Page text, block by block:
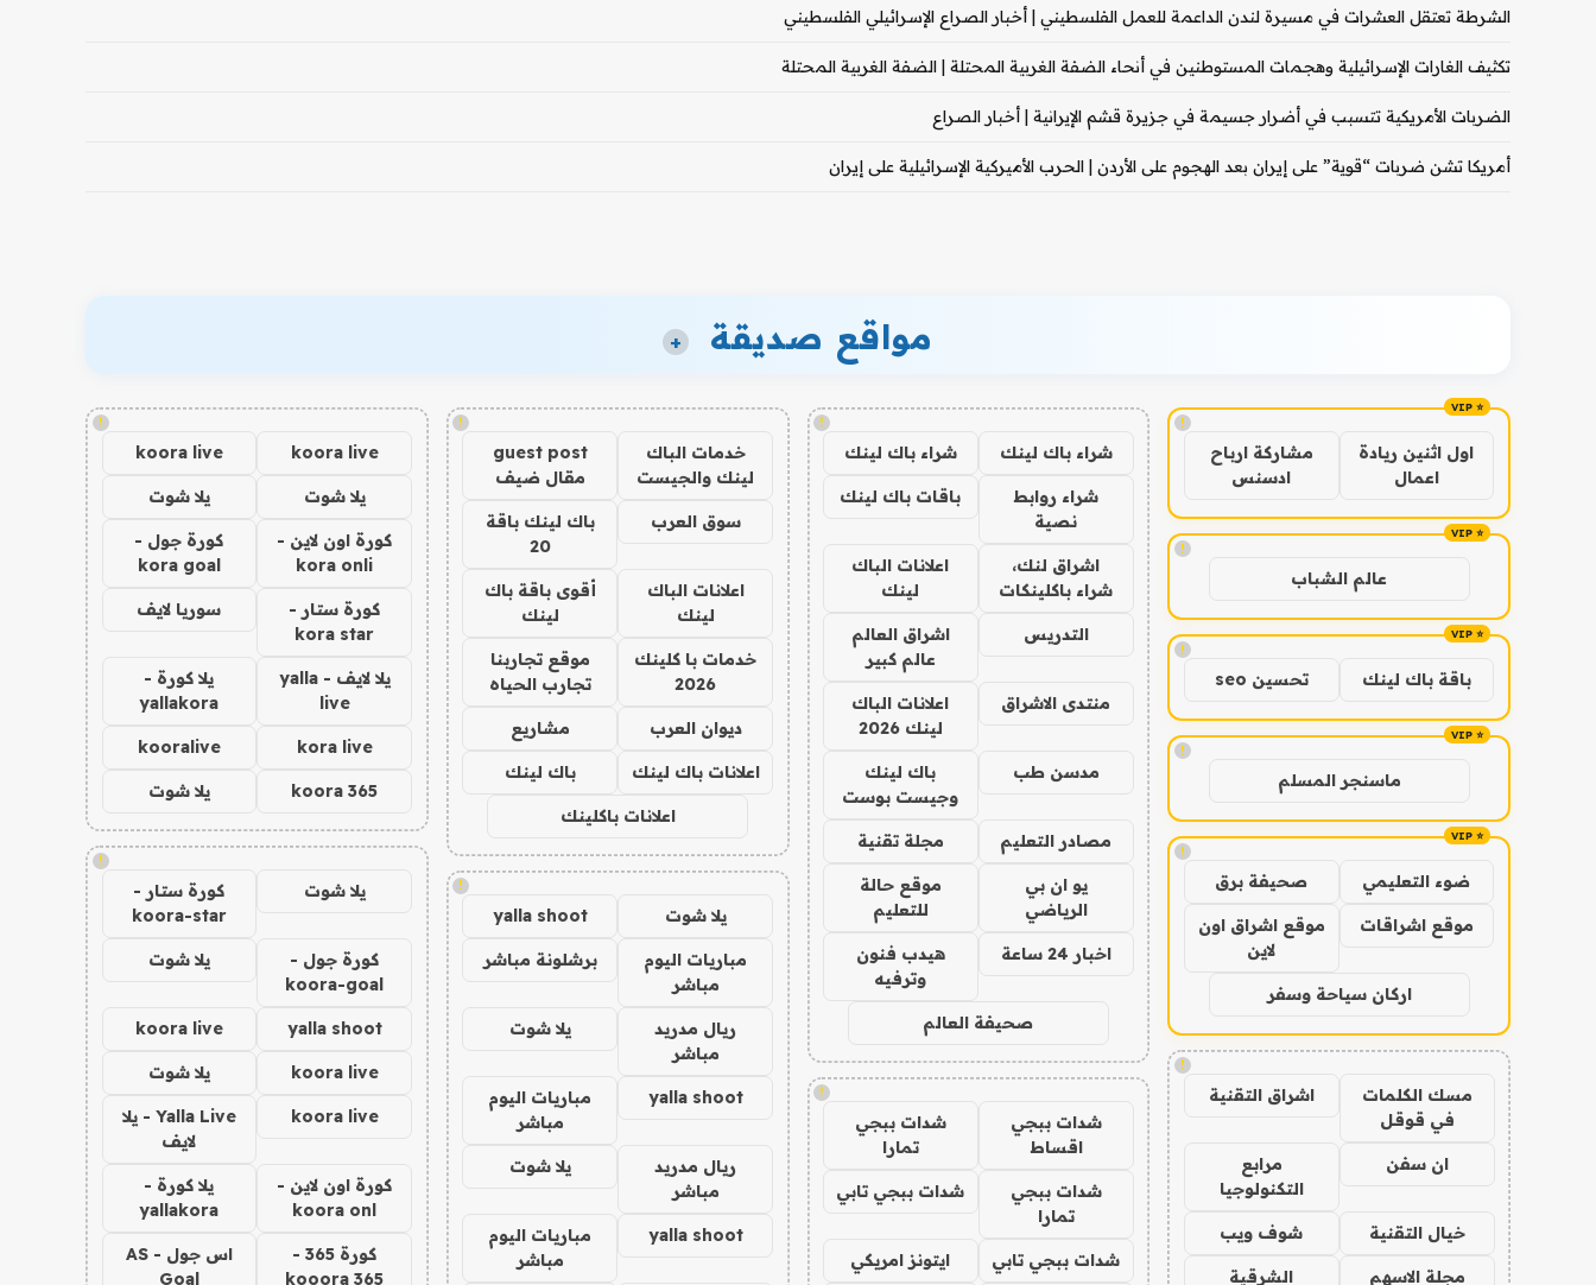
الشرطة تعتقل العشرات في مسيرة لندن الداعمة للعمل الفلسطيني | أخبار الصراع الإسرائيلي الفلسطيني
تكثيف الغارات الإسرائيلية وهجمات المستوطنين في أنحاء الضفة الغربية المحتلة | الضفة الغربية المحتلة
الضربات الأمريكية تتسبب في أضرار جسيمة في جزيرة قشم الإيرانية | أخبار الصراع
أمريكا تشن ضربات “قوية” على إيران بعد الهجوم على الأردن | الحرب الأميركية الإسرائيلية على إيران
مواقع صديقة +
!
اول اثنين ريادة
اعمال
مشاركة ارباح
ادسنس
!
عالم الشباب
!
باقة باك لينك تحسين seo
!
ماسنجر المسلم
!
ضوء التعليمي صحيفة برق
موقع اشراقات
موقع اشراق اون
لاين
اركان سياحة وسفر
!
مسك الكلمات
في قوقل
اشراق التقنية
ان سفن
مرابع
التكنولوجيا
خيال التقنية شوف ويب
مجلة الاسهم الشرقية
!
شراء باك لينك شراء باك لينك
شراء روابط
نصية
باقات باك لينك
اشراق لنك،
شراء باكلينكات
اعلانات الباك
لينك
التدريس
اشراق العالم
عالم كبير
منتدى الاشراق
اعلانات الباك
لينك 2026
مدسن طب
باك لينك
وجيست بوست
مصادر التعليم مجلة تقنية
يو ان بي
الرياضي
موقع حالة
للتعليم
اخبار 24 ساعة
هيدب فنون
وترفيه
صحيفة العالم
!
شدات ببجي
اقساط
شدات ببجي
تمارا
شدات ببجي
تمارا
شدات ببجي تابي
شدات ببجي تابي ايتونز امريكي
!
خدمات الباك
لينك والجيست
guest post
مقال ضيف
سوق العرب
باك لينك باقة
20
اعلانات الباك
لينك
أقوى باقة باك
لينك
خدمات با كلينك
2026
موقع تجاربنا
تجارب الحياه
ديوان العرب مشاريع
اعلانات باك لينك باك لينك
اعلانات باكلينك
!
يلا شوت yalla shoot
مباريات اليوم
مباشر
برشلونة مباشر
ريال مدريد
مباشر
يلا شوت
yalla shoot
مباريات اليوم
مباشر
ريال مدريد
مباشر
يلا شوت
yalla shoot
مباريات اليوم
مباشر
!
koora live
koora live
يلا شوت يلا شوت
كورة اون لاين -
kora onli
كورة جول -
kora goal
كورة ستار -
kora star
سوريا لايف
يلا لايف - yalla
live
يلا كورة -
yallakora
kora live
kooralive
koora 365 يلا شوت
!
يلا شوت
كورة ستار -
koora-star
كورة جول -
koora-goal
يلا شوت
yalla shoot
koora live
koora live يلا شوت
koora live
Yalla Live - يلا
لايف
كورة اون لاين -
koora onl
يلا كورة -
yallakora
كورة 365 -
kooora 365
اس جول - AS
Goal